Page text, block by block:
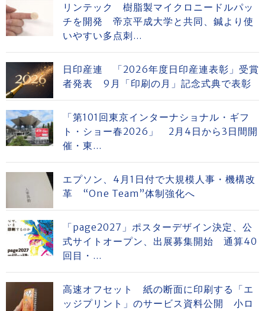
リンテック 樹脂製マイクロニードルパッ
チを開発 帝京平成大学と共同、鍼より使
いやすい多点刺...
日印産連 「2026年度日印産連表彰」受賞
者発表 9月「印刷の月」記念式典で表彰
「第101回東京インターナショナル・ギフ
ト・ショー春2026」 2月4日から3日間開
催・東...
エプソン、4月1日付で大規模人事・機構改
革 “One Team”体制強化へ
「page2027」ポスターデザイン決定、公
式サイトオープン、出展募集開始 通算40
回目・...
高速オフセット 紙の断面に印刷する「エ
ッジプリント」のサービス資料公開 小ロ